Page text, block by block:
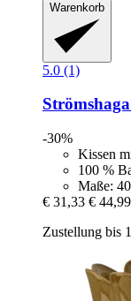
Warenkorb
5.0 (1)
Strömshaga
-30%
Kissen
100 %
Maße:
€ 31,33 € 44,99
Zustellung bis